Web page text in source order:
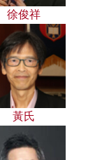
徐俊祥
黃氏